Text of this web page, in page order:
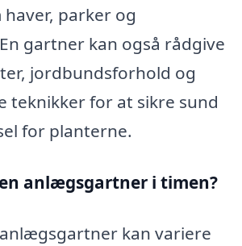
parker og
gartner kan også rådgive
jordbundsforhold og
teknikker for at sikre sund
for planterne.
anlægsgartner i timen?
kan variere